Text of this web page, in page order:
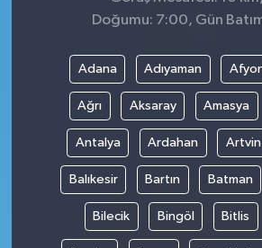
Doğumu: 7:00, Gün
Adana Adıyaman
Ağrı Aksaray Amasya
Antalya Ardahan Artvin
Balıkesir Bartın Batman
Bilecik Bingöl Bitlis